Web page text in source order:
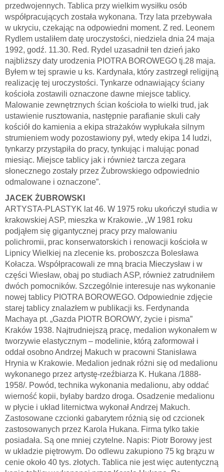
przedwojennych. Tablica przy wielkim wysiłku osób
współpracujących została wykonana. Trzy lata przebywała
w ukryciu, czekając na odpowiedni moment. Z red. Leonem
Rydlem ustaliłem datę uroczystości, niedziela dnia 24 maja
1992, godź. 11.30. Red. Rydel uzasadnił ten dzień jako
najbliższy daty urodzenia PIOTRA BOROWEGO tj.28 maja.
Byłem w tej sprawie u ks. Kardynała, który zastrzegł religijną
realizację tej uroczystości. Tynkarze odnawiający ściany
kościoła zostawili oznaczone dawne miejsce tablicy.
Malowanie zewnętrznych ścian kościoła to wielki trud, jak
ustawienie rusztowania, następnie parafianie skuli cały
kościół do kamienia a ekipa strażaków wypłukała silnym
strumieniem wody pozostawiony pył, wtedy ekipa 14 ludzi,
tynkarzy przystąpiła do pracy, tynkując i malując ponad
miesiąc. Miejsce tablicy jak i również tarcza zegara
słonecznego zostały przez Żubrowskiego odpowiednio
odmalowane i oznaczone”.
JACEK ŻUBROWSKI
ARTYSTA-PLASTYK lat 46. W 1975 roku ukończył studia w
krakowskiej ASP, mieszka w Krakowie. „W 1981 roku
podjąłem się gigantycznej pracy przy malowaniu
polichromii, prac konserwatorskich i renowacji kościoła w
Lipnicy Wielkiej na zlecenie ks. proboszcza Bolesława
Kołacza. Współpracowali ze mną bracia Mieczysław i w
części Wiesław, obaj po studiach ASP, również zatrudniłem
dwóch pomocników. Szczególnie interesuje nas wykonanie
nowej tablicy PIOTRA BOROWEGO. Odpowiednie zdjęcie
starej tablicy znalazłem w publikacji ks. Ferdynanda
Machaya pt. „Gazda PIOTR BOROWY, życie i pisma”
Kraków 1938. Najtrudniejszą pracę, medalion wykonałem w
tworzywie elastycznym – modelinie, którą zaformował i
oddał osobno Andrzej Makuch w pracowni Stanisława
Hrynia w Krakowie. Medalion jednak różni się od medalionu
wykonanego przez artystę-rzeźbiarza K. Hukana /1888-
1958/. Powód, technika wykonania medalionu, aby oddać
wierność kopii, byłaby bardzo droga. Osadzenie medalionu
w płycie i układ liternictwa wykonał Andrzej Makuch.
Zastosowane czcionki gabarytem różnią się od czcionek
zastosowanych przez Karola Hukana. Firma tylko takie
posiadała. Są one mniej czytelne. Napis: Piotr Borowy jest
w układzie piętrowym. Do odlewu zakupiono 75 kg brązu w
cenie około 40 tys. złotych. Tablica nie jest więc autentyczną